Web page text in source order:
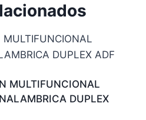
MULTIFUNCIONAL
DUPLEX